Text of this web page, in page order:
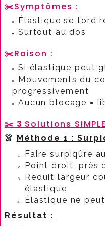
✂️Symptômes :
Élastique se tord
Surtout au dos
✂️Raison :​
Si élastique peut
Mouvements du
progressivement
Aucun blocage =
✂️ 3 Solutions
👗 Méthode 1 :
Faire surpiqûre
Point droit, près
Réduit largeur
élastique
Élastique ne
Résultat :